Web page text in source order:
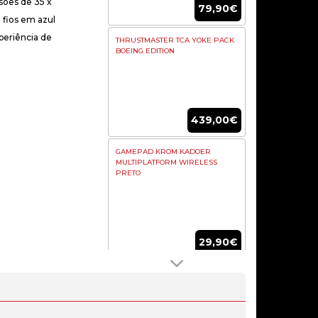
em azul
de
79,90€
THRUSTMASTER TCA YOKE PACK
BOEING EDITION
439,00€
GAMEPAD KROM KADOER
MULTIPLATFORM WIRELESS
PRETO
29,90€